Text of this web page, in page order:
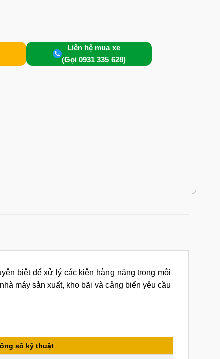
Liên hệ mua xe
(Gọi 0931 335 628)
biệt để xử lý các kiện hàng nặng trong môi
máy sản xuất, kho bãi và cảng biển yêu cầu
số kỹ thuật